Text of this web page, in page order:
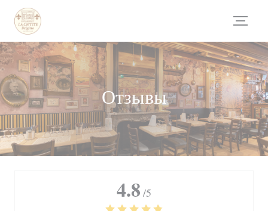
Панель управления cookies
Отзывы
4.8 /5